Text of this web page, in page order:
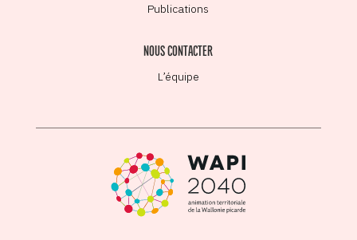
Publications
NOUS CONTACTER
L’équipe